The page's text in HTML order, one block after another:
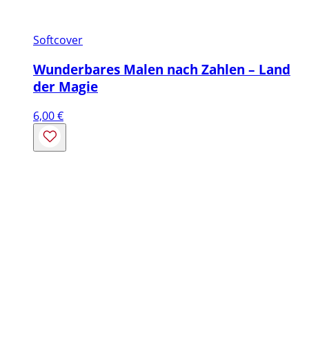
Softcover
Wunderbares Malen nach Zahlen – Land
der Magie
6,00€